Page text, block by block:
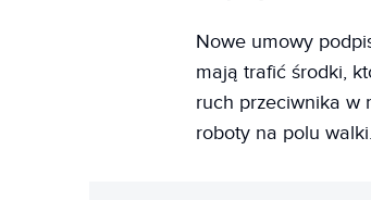
Nowe umowy
mają trafić środki,
ruch przeciwnika w
roboty na polu walki.